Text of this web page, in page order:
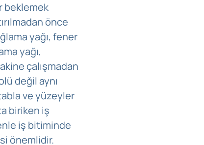
beklemek
önce
yağı, fener
yağı,
çalışmadan
değil aynı
ve yüzeyler
biriken iş
iş bitiminde
önemlidir.